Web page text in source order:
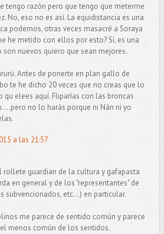
tengo razón pero que tengo que meterme
No, eso no es así. La equidistancia es una
podemos, otras veces masacré a Soraya
he metido con ellos por esto? Sí, es una
nuevos quiero que sean mejores.
Antes de ponerte en plan gallo de
te he dicho 20 veces que no creas que lo
qu elees aquí. Fliparías con las broncas
no lo harás porque ni Nán ni yo
a las 21:57
rollete guardian de la cultura y gafapasta
en general y de los "representantes" de
subvencionados, etc...) en particular.
me parece de sentido común y parece
menos común de los sentidos.